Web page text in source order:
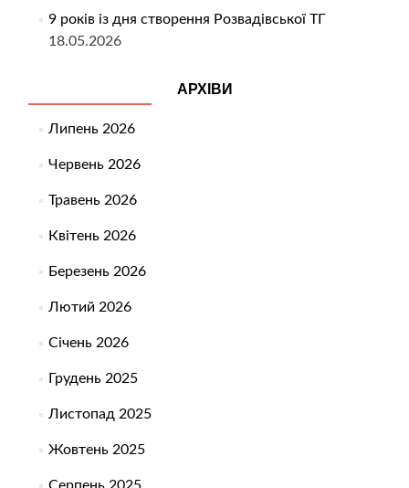
9 років із дня створення Розвадівської ТГ
18.05.2026
АРХІВИ
Липень 2026
Червень 2026
Травень 2026
Квітень 2026
Березень 2026
Лютий 2026
Січень 2026
Грудень 2025
Листопад 2025
Жовтень 2025